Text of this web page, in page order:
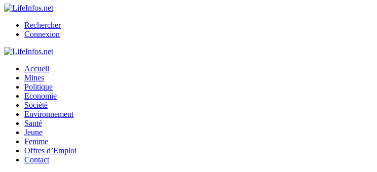
Rechercher
Connexion
Accueil
Mines
Politique
Economie
Société
Environnement
Santé
Jeune
Femme
Offres d’Emploi
Contact